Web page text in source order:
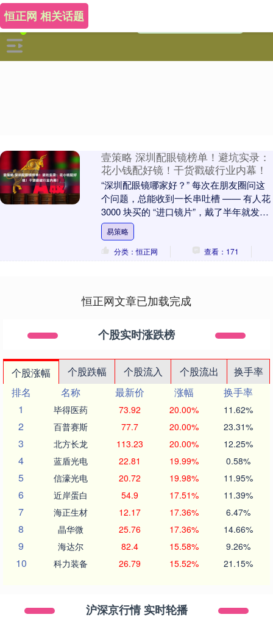
恒正网 相关话题
壹策略 深圳配眼镜榜单！避坑实录：
花小钱配好镜！干货戳破行业内幕！
“深圳配眼镜哪家好？” 每次在朋友圈问这
个问题，总能收到一长串吐槽 —— 有人花
3000 块买的 “进口镜片”，戴了半年就发
黄；有人被 “港式 21 步验光”....
易策略
分类：恒正网
查看：171
恒正网文章已加载完成
个股实时涨跌榜
个股涨幅 个股跌幅 个股流入 个股流出
换手率
排名
名称 最新价 涨幅
换手率
1
毕得医药 73.92 20.00% 11.62%
2 百普赛斯 77.7 20.00% 23.31%
3 北方长龙 113.23 20.00% 12.25%
4 蓝盾光电 22.81 19.99% 0.58%
5 信濠光电 20.72 19.98% 11.95%
6 近岸蛋白 54.9 17.51% 11.39%
7 海正生材 12.17 17.36% 6.47%
8 晶华微 25.76 17.36% 14.66%
9 海达尔 82.4 15.58% 9.26%
10 科力装备 26.79 15.52% 21.15%
沪深京行情 实时轮播